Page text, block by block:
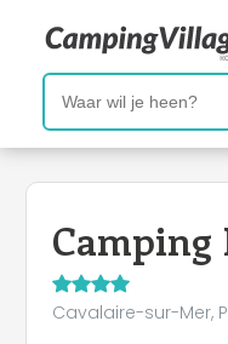
Camping
Cavalaire-sur-Mer,